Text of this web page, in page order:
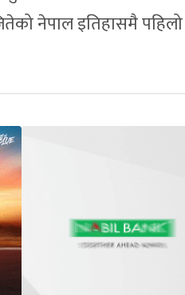
नेपाल इतिहासमै